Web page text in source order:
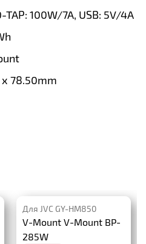
TAP: 100W/7A, USB: 5V/4A
78.50mm
Для JVC GY-HM850
V-Mount V-Mount BP-
285W